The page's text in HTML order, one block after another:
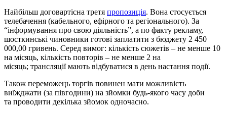
Найбільш договартісна третя пропозиція. Вона стосується
телебачення (кабельного, ефірного та регіонального). За
“інформування про свою діяльність”, а по факту рекламу,
шосткинські чиновники готові заплатити з бюджету 2 450
000,00 гривень. Серед вимог: кількість сюжетів – не менше 10
на місяць, кількість повторів – не менше 2 на
місяць; трансляції мають відбуватися в день настання події.
Також переможець торгів повинен мати можливість
виїжджати (за півгодини) на зйомки будь-якого часу доби
та проводити декілька зйомок одночасно.